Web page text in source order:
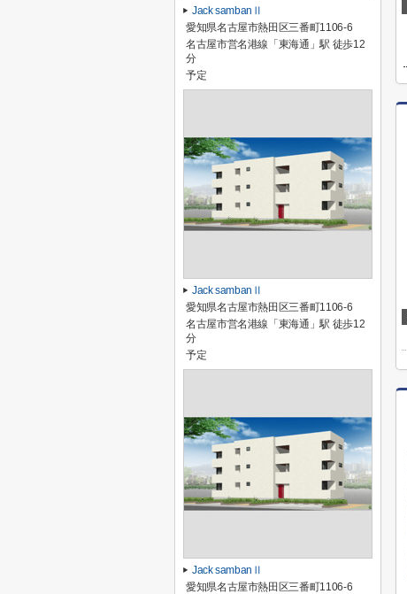
Jack sambanⅡ
愛知県名古屋市熱田区三番町1106-6
名古屋市営名港線「東海通」駅 徒歩12
分
予定
Jack sambanⅡ
愛知県名古屋市熱田区三番町1106-6
名古屋市営名港線「東海通」駅 徒歩12
分
予定
Jack sambanⅡ
愛知県名古屋市熱田区三番町1106-6